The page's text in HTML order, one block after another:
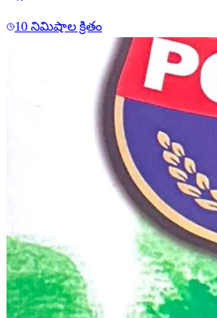
10 నిమిషాల క్రితం